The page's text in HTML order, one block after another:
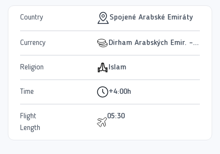
Country Spojené Arabské Emiráty
Currency Dirham Arabských Emir. - AED
Religion Islam
Time +4:00h
Flight
Length
05:30